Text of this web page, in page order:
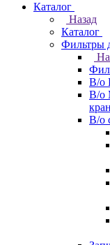
Каталог
Назад
Каталог
Фильтры
В/о
В/о
В/о